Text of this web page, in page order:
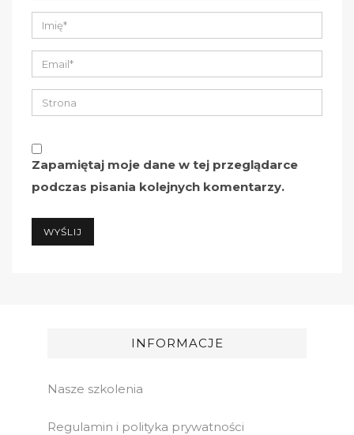
Zapamiętaj moje dane w tej przeglądarce
podczas pisania kolejnych komentarzy.
INFORMACJE
Nasze szkolenia
Regulamin i polityka prywatności